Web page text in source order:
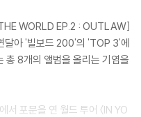
WORLD EP.2 : OUTLAW]
달아 '빌보드 200'의 'TOP 3'에
8개의 앨범을 올리는 기염을
포문을 연 월드 투어 〈IN YO